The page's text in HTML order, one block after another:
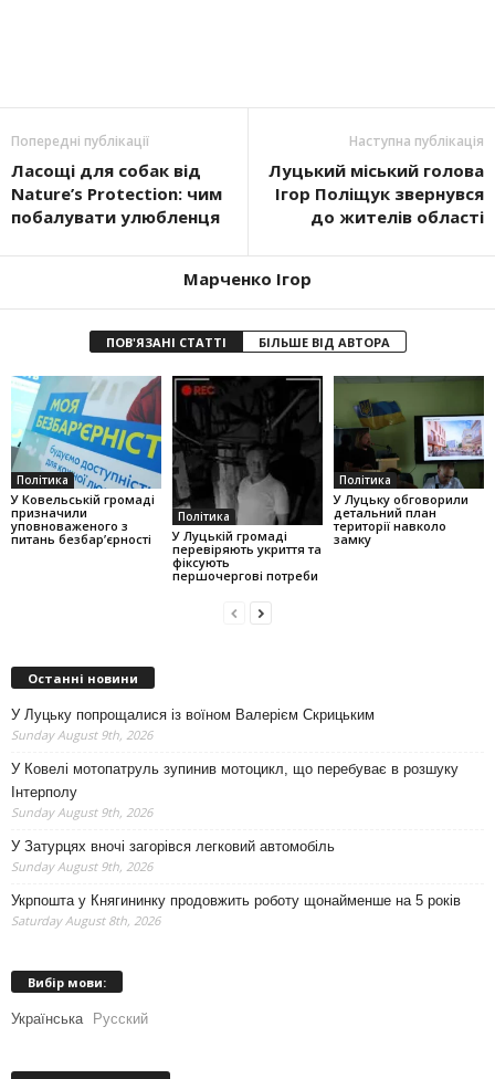
Попередні публікації
Ласощі для собак від
Nature’s Protection: чим
побалувати улюбленця
Наступна публікація
Луцький міський голова
Ігор Поліщук звернувся
до жителів області
Марченко Ігор
ПОВ'ЯЗАНІ СТАТТІ БІЛЬШЕ ВІД АВТОРА
Політика
У Ковельській громаді
призначили
уповноваженого з
питань безбар’єрності
Політика
У Луцькій громаді
перевіряють укриття та
фіксують
першочергові потреби
Політика
У Луцьку обговорили
детальний план
території навколо
замку
Останні новини
У Луцьку попрощалися із воїном Валерієм Скрицьким
Sunday August 9th, 2026
У Ковелі мотопатруль зупинив мотоцикл, що перебуває в розшуку
Інтерполу
Sunday August 9th, 2026
У Затурцях вночі загорівся легковий автомобіль
Sunday August 9th, 2026
Укрпошта у Княгининку продовжить роботу щонайменше на 5 років
Saturday August 8th, 2026
Вибір мови:
Українська Русский